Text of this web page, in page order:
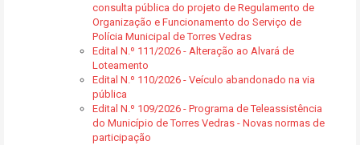
consulta pública do projeto de Regulamento de
Organização e Funcionamento do Serviço de
Polícia Municipal de Torres Vedras
Edital N.º 111/2026 - Alteração ao Alvará de
Loteamento
Edital N.º 110/2026 - Veículo abandonado na via
pública
Edital N.º 109/2026 - Programa de Teleassistência
do Município de Torres Vedras - Novas normas de
participação